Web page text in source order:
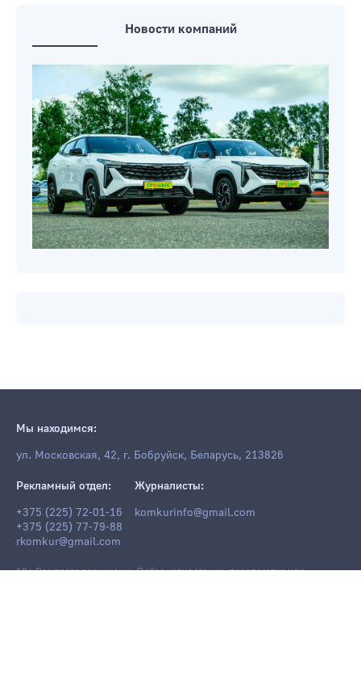
Новости компаний
Мы находимся:
ул. Московская, 42, г. Бобруйск, Беларусь, 213826
Рекламный отдел:
+375 (225) 72-01-16
+375 (225) 77-79-88
rkomkur@gmail.com
Журналисты:
komkurinfo@gmail.com
18+ Все права защищены. Любое копирование, перепечатка или